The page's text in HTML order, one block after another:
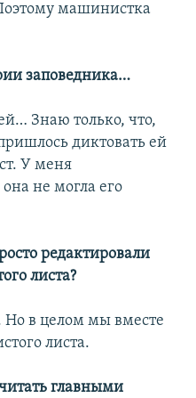
машинистка
заповедника…
Знаю только, что,
диктовать ей
У меня
не могла его
редактировали
листа?
Но в целом мы вместе
листа.
главными